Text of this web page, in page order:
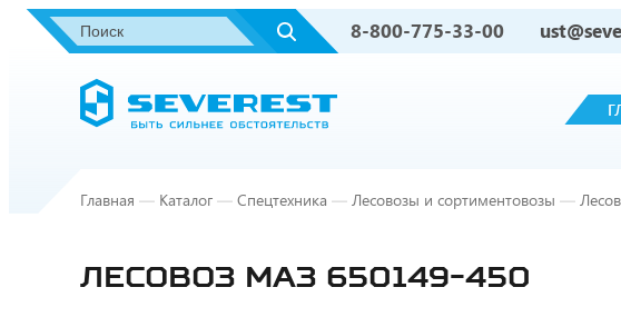
8-800-775-33-00
Главная — Каталог — Спецтехника — Лесовозы и сортиментовозы —
ЛЕСОВОЗ МАЗ 650149-450